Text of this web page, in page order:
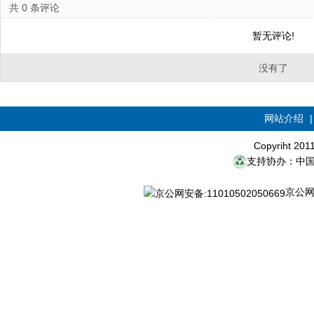
共 0 条评论
暂无评论!
没有了
网站介绍
Copyriht
支持协办：中
京公